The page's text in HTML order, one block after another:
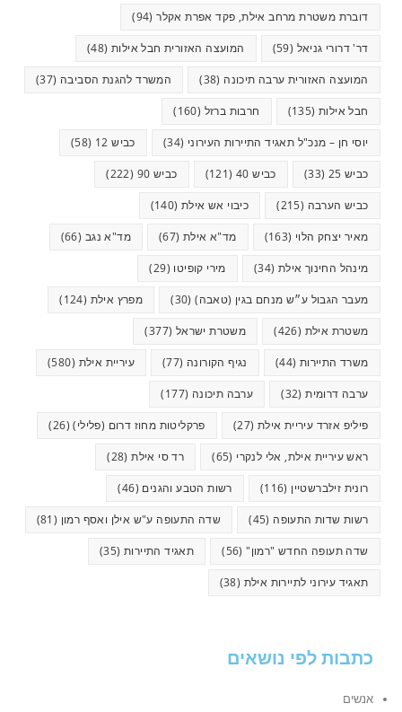
דוברת משטרת מרחב אילת, פקד אפרת אקלר(94)
דר' דרורי גניאל (59) המועצה האזורית חבל אילות (48)
המועצה האזורית ערבה תיכונה (38) המשרד להגנת הסביבה (37)
חבל אילות (135) חרבות ברזל (160)
יוסי חן – מנכ"ל תאגיד התיירות העירוני (34) כביש 12 (58)
כביש 25 (33) כביש 40 (121) כביש 90 (222)
כביש הערבה (215) כיבוי אש אילת (140)
מאיר יצחק הלוי (163) מד"א אילת (67) מד"א נגב (66)
מינהל החינוך אילת (34) מירי קופיטו (29)
מעבר הגבול ע״ש מנחם בגין (טאבה)(30) מפרץ אילת (124)
משטרת אילת (426) משטרת ישראל (377)
משרד התיירות (44) נגיף הקורונה (77) עיריית אילת (580)
ערבה דרומית(32) ערבה תיכונה (177)
פיליפ אזרד עיריית אילת (27) פרקליטות מחוז דרום (פלילי)(26)
ראש עיריית אילת, אלי לנקרי (65) רד סי אילת(28)
רונית זילברשטיין (116) רשות הטבע והגנים (46)
רשות שדות התעופה (45) שדה התעופה ע"ש אילן ואסף רמון (81)
שדה תעופה החדש "רמון"(56) תאגיד התיירות (35)
תאגיד עירוני לתיירות אילת (38)
כתבות לפי נושאים
אנשים